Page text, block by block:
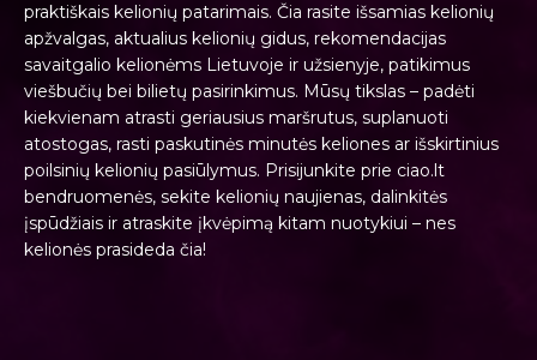
praktiškais kelionių patarimais. Čia rasite išsamias kelionių
apžvalgas, aktualius kelionių gidus, rekomendacijas
savaitgalio kelionėms Lietuvoje ir užsienyje, patikimus
viešbučių bei bilietų pasirinkimus. Mūsų tikslas – padėti
kiekvienam atrasti geriausius maršrutus, suplanuoti
atostogas, rasti paskutinės minutės keliones ar išskirtinius
poilsinių kelionių pasiūlymus. Prisijunkite prie ciao.lt
bendruomenės, sekite kelionių naujienas, dalinkitės
įspūdžiais ir atraskite įkvėpimą kitam nuotykiui – nes
kelionės prasideda čia!